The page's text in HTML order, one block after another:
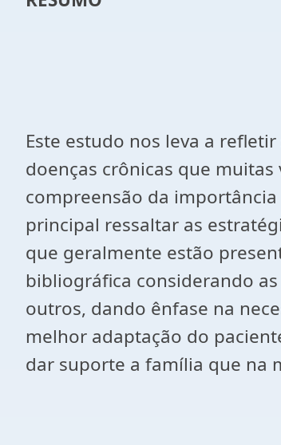
Este estudo nos leva a
doenças crônicas que
compreensão da
principal ressaltar as
que geralmente estão
bibliográfica considerando as
outros, dando ênfase na
melhor adaptação do
dar suporte a família que na